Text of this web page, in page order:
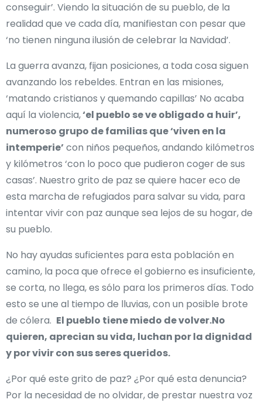
conseguir’. Viendo la situación de su pueblo, de la
realidad que ve cada día, manifiestan con pesar que
‘no tienen ninguna ilusión de celebrar la Navidad’.
La guerra avanza, fijan posiciones, a toda cosa siguen
avanzando los rebeldes. Entran en las misiones,
‘matando cristianos y quemando capillas’ No acaba
aquí la violencia,‘el pueblo se ve obligado a huir’,
numeroso grupo de familias que ‘viven en la
intemperie’con niños pequeños, andando kilómetros
y kilómetros ‘con lo poco que pudieron coger de sus
casas’. Nuestro grito de paz se quiere hacer eco de
esta marcha de refugiados para salvar su vida, para
intentar vivir con paz aunque sea lejos de su hogar, de
su pueblo.
No hay ayudas suficientes para esta población en
camino, la poca que ofrece el gobierno es insuficiente,
se corta, no llega, es sólo para los primeros días. Todo
esto se une al tiempo de lluvias, con un posible brote
de cólera. El pueblo tiene miedo de volver.No
quieren, aprecian su vida, luchan por la dignidad
y por vivir con sus seres queridos.
¿Por qué este grito de paz? ¿Por qué esta denuncia?
Por la necesidad de no olvidar, de prestar nuestra voz